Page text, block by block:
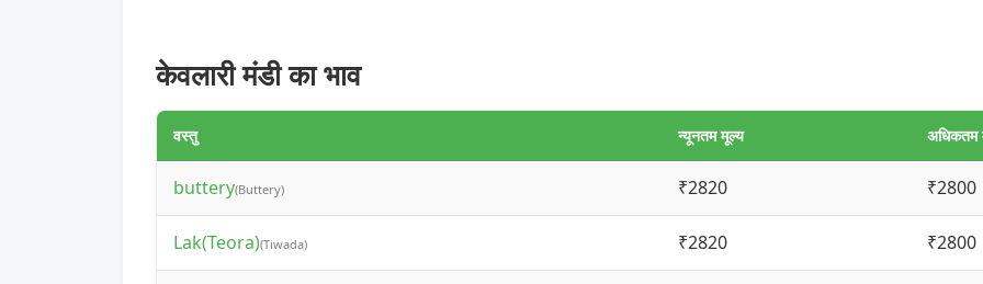
केवलारी मंडी का भाव
वस्तु न्यूनतम मूल्य अधिकतम
buttery(Buttery) ₹2820 ₹2800
Lak(Teora)(Tiwada) ₹2820 ₹2800